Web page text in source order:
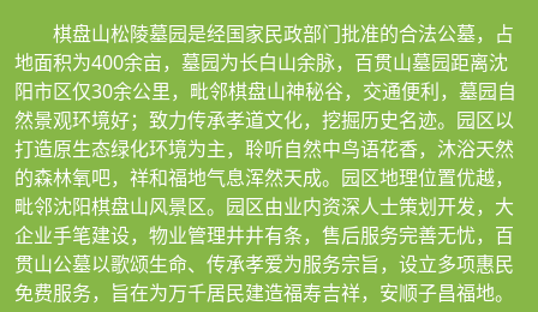
棋盘山松陵墓园是经国家民政部门批准的合法公墓，占
地面积为400余亩，墓园为长白山余脉，百贯山墓园距离沈
阳市区仅30余公里，毗邻棋盘山神秘谷，交通便利，墓园自
然景观环境好；致力传承孝道文化，挖掘历史名迹。园区以
打造原生态绿化环境为主，聆听自然中鸟语花香，沐浴天然
的森林氧吧，祥和福地气息浑然天成。园区地理位置优越，
毗邻沈阳棋盘山风景区。园区由业内资深人士策划开发，大
企业手笔建设，物业管理井井有条，售后服务完善无忧，百
贯山公墓以歌颂生命、传承孝爱为服务宗旨，设立多项惠民
免费服务，旨在为万千居民建造福寿吉祥，安顺子昌福地。